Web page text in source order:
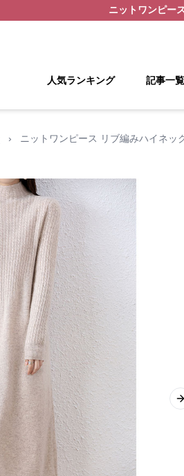
ニットワンピー
人気ランキング 記事一覧
› ニットワンピース リブ編みハイネッ